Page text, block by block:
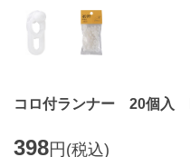
コロ付ランナー 20個入
398円 (税込)